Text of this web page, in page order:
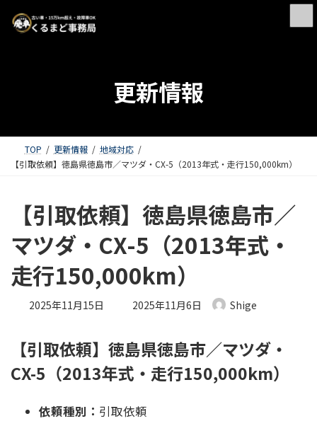
更新情報
TOP 更新情報
地域対応
【引取依頼】徳島県徳島市／マツダ・CX-5（2013年式・走行150,000km）
【引取依頼】徳島県徳島市／
マツダ・CX-5（2013年式・
走行150,000km）
2025年11月15日 最終更新日時 :
2025年11月6日 Shige
【引取依頼】徳島県徳島市／マツダ・
CX-5（2013年式・走行150,000km）
依頼種別： 引取依頼